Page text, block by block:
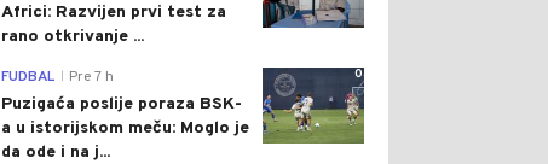
Africi: Razvijen prvi test za
rano otkrivanje ...
0
FUDBAL Pre 7 h
Puzigaća poslije poraza BSK-
a u istorijskom meču: Moglo je
da ode i na j...